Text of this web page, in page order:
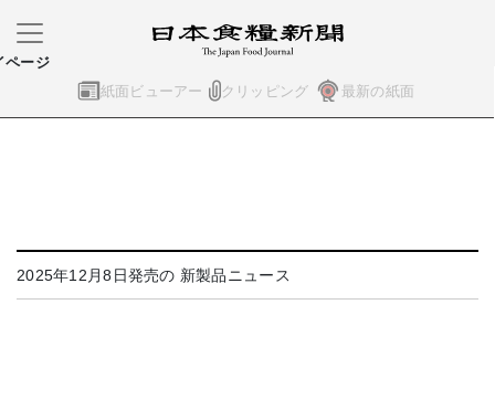
紙面ビューアー クリッピング 最新の紙面
ページ
2025年12月8日発売の 新製品ニュース